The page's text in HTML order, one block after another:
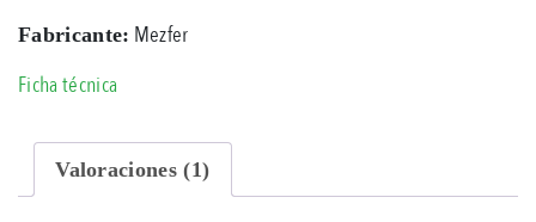
Fabricante: Mezfer
Ficha técnica
Valoraciones (1)